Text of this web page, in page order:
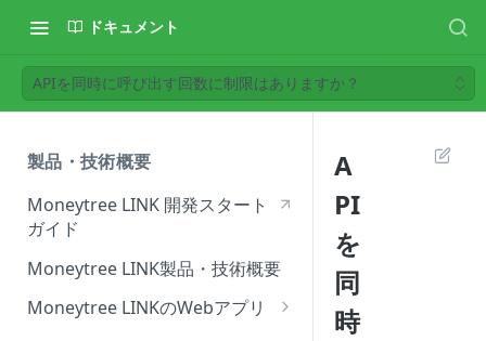
ドキュメント
APIを同時に呼び出す回数に制限はありますか？
製品・技術概要
Moneytree LINK 開発スタート
ガイド
Moneytree LINK製品・技術概要
Moneytree LINKのWebアプリ
A
PI
を
同
時